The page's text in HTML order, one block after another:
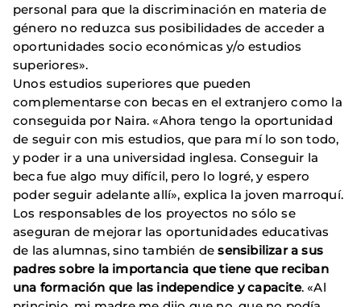
personal para que la discriminación en materia de
género no reduzca sus posibilidades de acceder a
oportunidades socio económicas y/o estudios
superiores».
Unos estudios superiores que pueden
complementarse con becas en el extranjero como la
conseguida por Naira. «Ahora tengo la oportunidad
de seguir con mis estudios, que para mí lo son todo,
y poder ir a una universidad inglesa. Conseguir la
beca fue algo muy difícil, pero lo logré, y espero
poder seguir adelante allí», explica la joven marroquí.
Los responsables de los proyectos no sólo se
aseguran de mejorar las oportunidades educativas
de las alumnas, sino también desensibilizar a sus
padres sobre la importancia que tiene que reciban
una formación que las independice y capacite. «Al